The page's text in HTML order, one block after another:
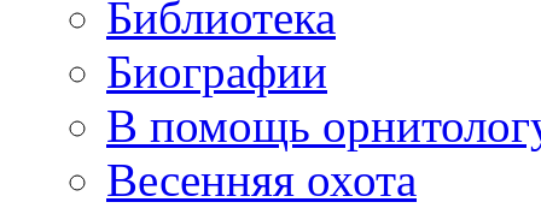
Библиотека
Биографии
В помощь
Весенняя охота